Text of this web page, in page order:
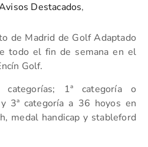
Destacados,
de Madrid de Golf Adaptado
todo el fin de semana en el
Golf.
1ª categoría o
3ª categoría a 36 hoyos en
medal handicap y stableford